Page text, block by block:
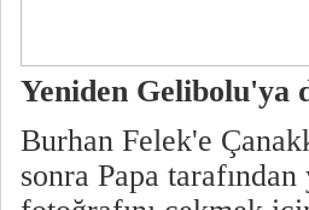
Yeniden Gelibolu'ya
Burhan Felek'e
sonra Papa